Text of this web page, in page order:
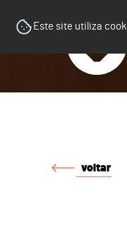
Este site utiliza
voltar